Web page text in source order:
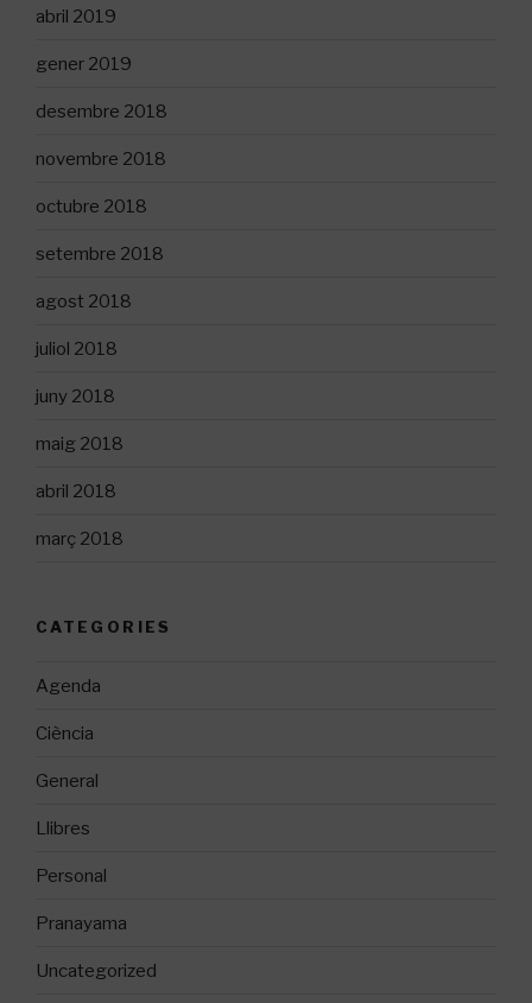
abril 2019
gener 2019
desembre 2018
novembre 2018
octubre 2018
setembre 2018
agost 2018
juliol 2018
juny 2018
maig 2018
abril 2018
març 2018
CATEGORIES
Agenda
Ciència
General
Llibres
Personal
Pranayama
Uncategorized